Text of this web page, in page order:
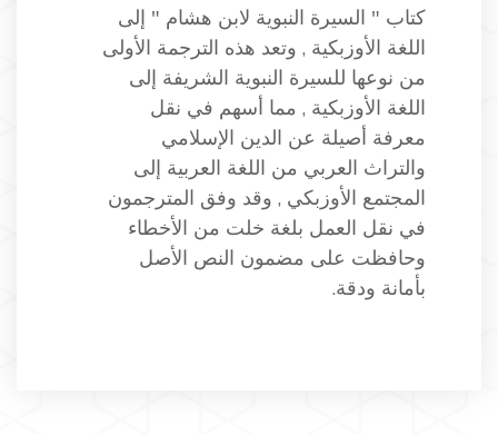
كتاب " السيرة النبوية لابن هشام " إلى
اللغة الأوزبكية , وتعد هذه الترجمة الأولى
من نوعها للسيرة النبوية الشريفة إلى
اللغة الأوزبكية , مما أسهم في نقل
معرفة أصيلة عن الدين الإسلامي
والتراث العربي من اللغة العربية إلى
المجتمع الأوزبكي , وقد وفق المترجمون
في نقل العمل بلغة خلت من الأخطاء
وحافظت على مضمون النص الأصل
بأمانة ودقة.